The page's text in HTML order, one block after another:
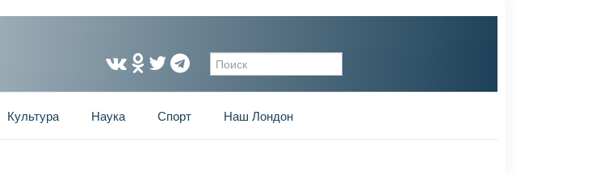
Форма поиска
Культура Наука Спорт Наш Лондон